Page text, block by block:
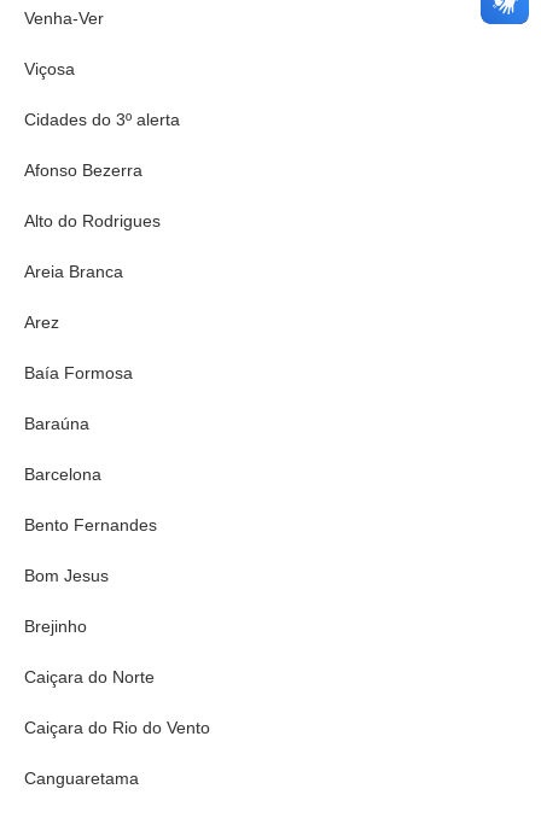
Venha-Ver
Viçosa
Cidades do 3º alerta
Afonso Bezerra
Alto do Rodrigues
Areia Branca
Arez
Baía Formosa
Baraúna
Barcelona
Bento Fernandes
Bom Jesus
Brejinho
Caiçara do Norte
Caiçara do Rio do Vento
Canguaretama